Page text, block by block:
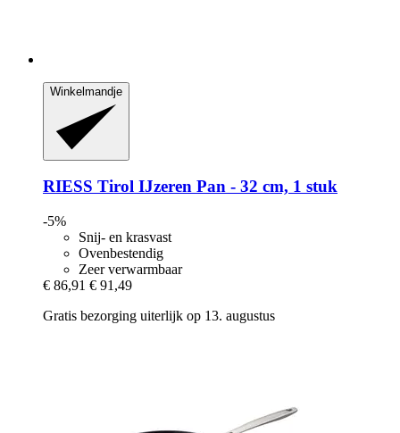
Winkelmandje
RIESS Tirol IJzeren Pan -​ 32 cm, 1 stuk
-5%
Snij- en krasvast
Ovenbestendig
Zeer verwarmbaar
€ 86,91 € 91,49
Gratis bezorging uiterlijk op 13. augustus